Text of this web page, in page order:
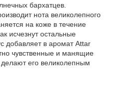
бархатцев.
нота великолепного
на коже в течение
исчезнут остальные
добавляет в аромат Attar
чувственные и манящие
его великолепным